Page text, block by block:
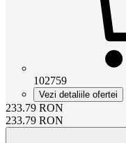
102759
Vezi detaliile ofertei
233.79 RON
233.79 RON